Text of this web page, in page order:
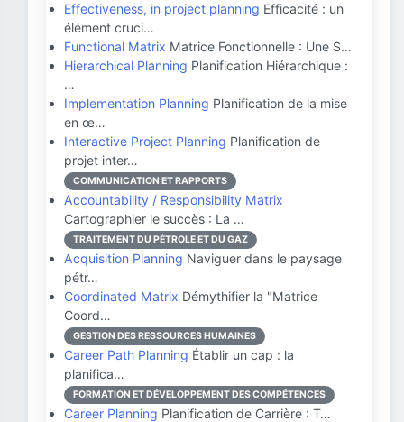
Effectiveness, in project planning Efficacité : un
élément cruci…
Functional Matrix Matrice Fonctionnelle : Une S…
Hierarchical Planning Planification Hiérarchique :
…
Implementation Planning Planification de la mise
en œ…
Interactive Project Planning Planification de
projet inter…
COMMUNICATION ET RAPPORTS
Accountability / Responsibility Matrix
Cartographier le succès : La …
TRAITEMENT DU PÉTROLE ET DU GAZ
Acquisition Planning Naviguer dans le paysage
pétr…
Coordinated Matrix Démythifier la "Matrice
Coord…
GESTION DES RESSOURCES HUMAINES
Career Path Planning Établir un cap : la
planifica…
FORMATION ET DÉVELOPPEMENT DES COMPÉTENCES
Career Planning Planification de Carrière : T…